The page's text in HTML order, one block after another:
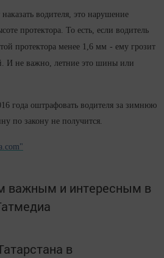
водителя, это нарушение
протектора. То есть, если водитель
протектора менее 1,6 мм - ему грозит
И не важно, летние это шины или
года оштрафовать водителя за зимнюю
по закону не получится.
важным и интересным в
в